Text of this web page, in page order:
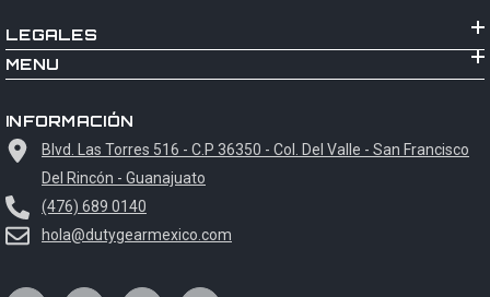
LEGALES
MENU
INFORMACIÓN
Blvd. Las Torres 516 - C.P 36350 - Col. Del Valle - San Francisco
Del Rincón - Guanajuato
(476) 689 0140
hola@dutygearmexico.com